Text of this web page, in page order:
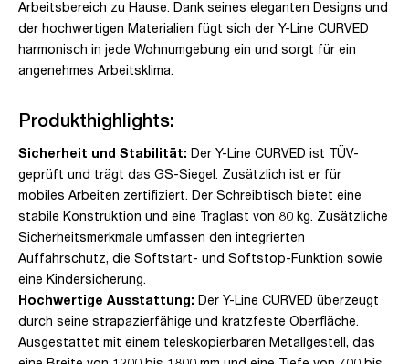
Arbeitsbereich zu Hause. Dank seines eleganten Designs und
der hochwertigen Materialien fügt sich der Y-Line CURVED
harmonisch in jede Wohnumgebung ein und sorgt für ein
angenehmes Arbeitsklima.
Produkthighlights:
Sicherheit und Stabilität: Der Y-Line CURVED ist TÜV-
geprüft und trägt das GS-Siegel. Zusätzlich ist er für
mobiles Arbeiten zertifiziert. Der Schreibtisch bietet eine
stabile Konstruktion und eine Traglast von 80 kg. Zusätzliche
Sicherheitsmerkmale umfassen den integrierten
Auffahrschutz, die Softstart- und Softstop-Funktion sowie
eine Kindersicherung.
Hochwertige Ausstattung: Der Y-Line CURVED überzeugt
durch seine strapazierfähige und kratzfeste Oberfläche.
Ausgestattet mit einem teleskopierbaren Metallgestell, das